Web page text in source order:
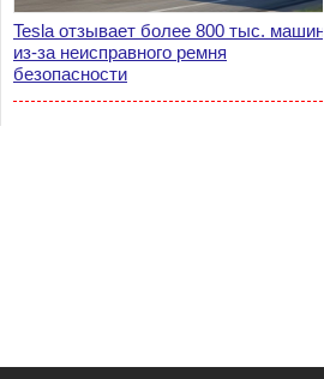
Tesla отзывает более 800 тыс. машин
из-за неисправного ремня
безопасности